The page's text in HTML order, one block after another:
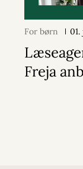
For børn
Freja